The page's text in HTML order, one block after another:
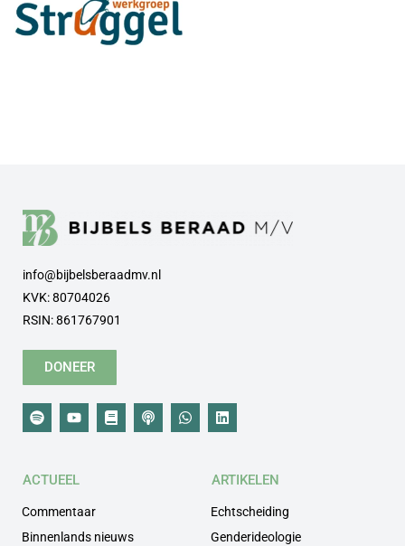
info@bijbelsberaadmv.nl
KVK: 80704026
RSIN: 861767901
DONEER
ACTUEEL
Commentaar
Binnenlands nieuws
ARTIKELEN
Echtscheiding
Genderideologie